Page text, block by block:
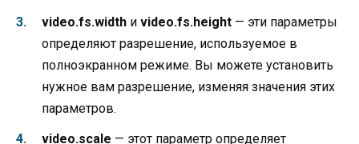
video.fs.width и video.fs.height — эти параметры
определяют разрешение, используемое в
полноэкранном режиме. Вы можете установить
нужное вам разрешение, изменяя значения этих
параметров.
video.scale — этот параметр определяет